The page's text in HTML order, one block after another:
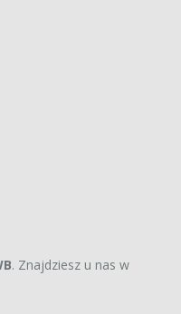
. Znajdziesz u nas w